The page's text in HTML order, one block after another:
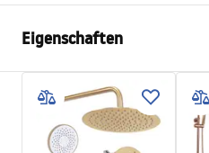
Eigenschaften
Duschkabinenmasse
Farbe der Armatur
Duschkabine Typ